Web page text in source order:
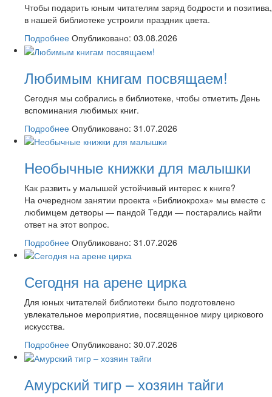
Чтобы подарить юным читателям заряд бодрости и позитива,
в нашей библиотеке устроили праздник цвета.
Подробнее Опубликовано: 03.08.2026
Любимым книгам посвящаем!
Сегодня мы собрались в библиотеке, чтобы отметить День
вспоминания любимых книг.
Подробнее Опубликовано: 31.07.2026
Необычные книжки для малышки
Как развить у малышей устойчивый интерес к книге?
На очередном занятии проекта «Библиокроха» мы вместе с
любимцем детворы — пандой Тедди — постарались найти
ответ на этот вопрос.
Подробнее Опубликовано: 31.07.2026
Сегодня на арене цирка
Для юных читателей библиотеки было подготовлено
увлекательное мероприятие, посвященное миру циркового
искусства.
Подробнее Опубликовано: 30.07.2026
Амурский тигр – хозяин тайги